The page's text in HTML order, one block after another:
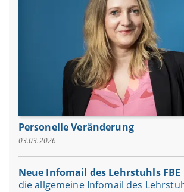
Personelle Veränderung
03.03.2026
Neue Infomail des Lehrstuhls FBE
die allgemeine Infomail des